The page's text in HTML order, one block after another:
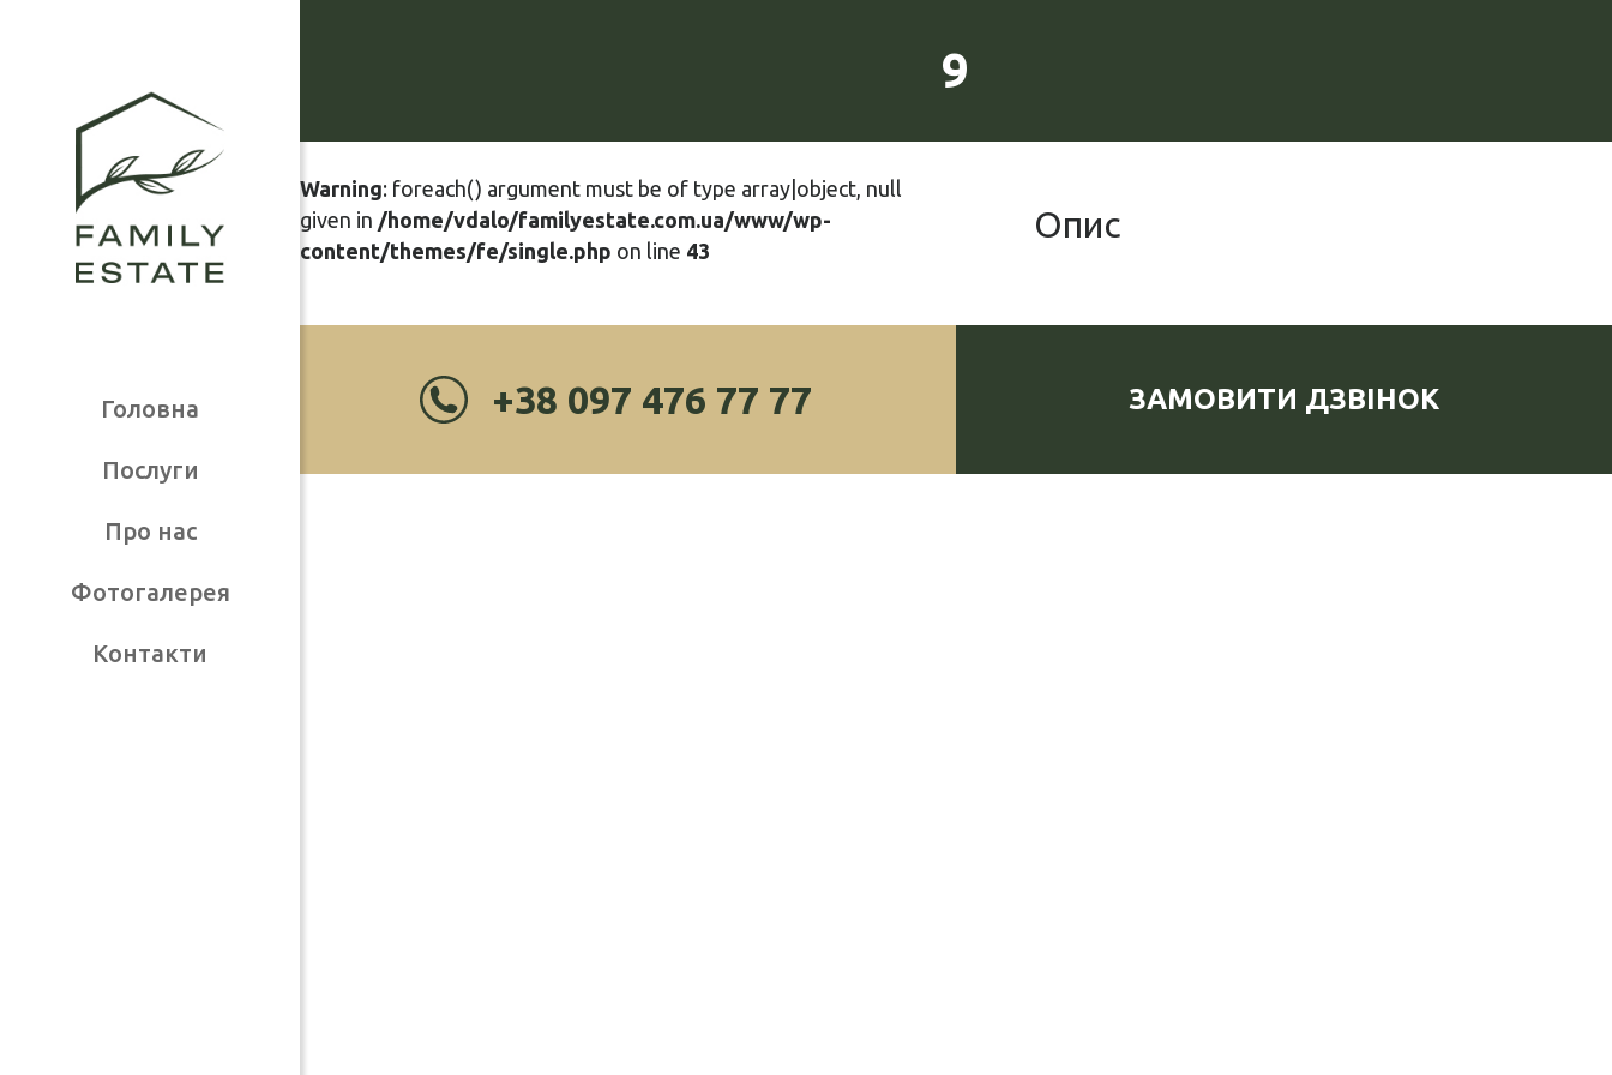
Головна
Послуги
Про нас
Фотогалерея
Контакти
9
Опис
Warning: foreach() argument must be of type array|object, null
given in /home/vdalo/familyestate.com.ua/www/wp-
content/themes/fe/single.php on line 43
+38 097 476 77 77 ЗАМОВИТИ ДЗВІНОК